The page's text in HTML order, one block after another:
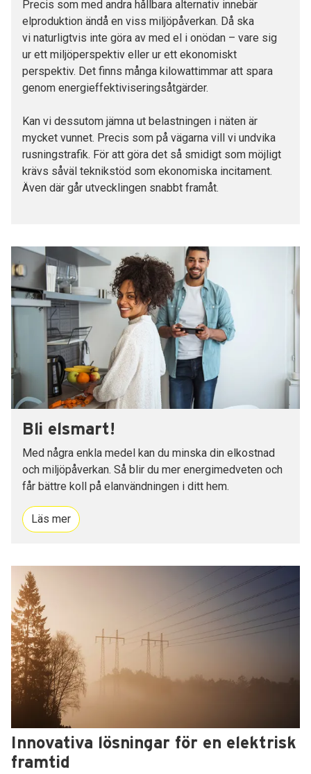
Precis som med andra hållbara alternativ innebär
elproduktion ändå en viss miljöpåverkan. Då ska
vi naturligtvis inte göra av med el i onödan – vare sig
ur ett miljöperspektiv eller ur ett ekonomiskt
perspektiv. Det finns många kilowattimmar att spara
genom energieffektiviseringsåtgärder.
Kan vi dessutom jämna ut belastningen i näten är
mycket vunnet. Precis som på vägarna vill vi undvika
rusningstrafik. För att göra det så smidigt som möjligt
krävs såväl teknikstöd som ekonomiska incitament.
Även där går utvecklingen snabbt framåt.
Bli elsmart!
Med några enkla medel kan du minska din elkostnad
och miljöpåverkan. Så blir du mer energimedveten och
får bättre koll på elanvändningen i ditt hem.
Läs mer
Innovativa lösningar för en elektrisk
framtid